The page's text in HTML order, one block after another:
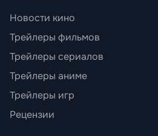
Новости кино
Трейлеры фильмов
Трейлеры сериалов
Трейлеры аниме
Трейлеры игр
Рецензии